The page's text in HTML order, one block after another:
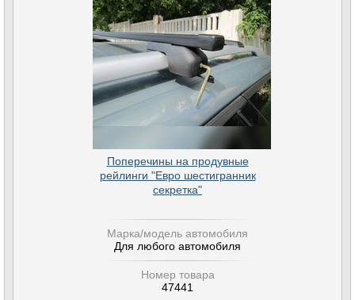
Поперечины на продувные
рейлинги "Евро шестигранник
секретка"
Марка/модель автомобиля
Для любого автомобиля
Номер товара
47441